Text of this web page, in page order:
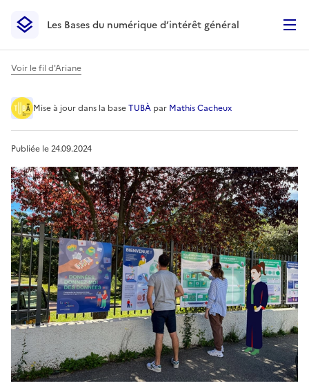
Les Bases du numérique d’intérêt général- Retour à la
Les Bases du numérique d’intérêt général
Voir le fil d'Ariane
Exposition Légende
Mise à jourdans la baseTUBÀ par Mathis Cacheux
Publiée le24.09.2024